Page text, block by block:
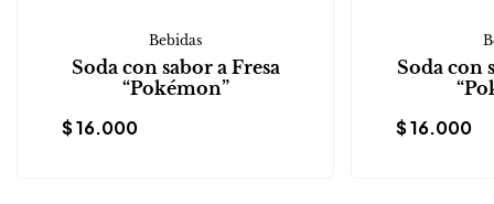
Bebidas
Soda con sabor a Fresa
“Pokémon”
$16.000
Soda con
$16.000